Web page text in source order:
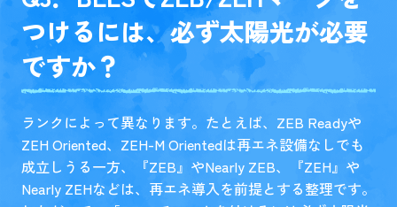
つけるには、必ず太陽光が必要
ですか？
ランクによって異なります。たとえば、ZEB Readyや
ZEH Oriented、ZEH-M Orientedは再エネ設備なしでも
成立しうる一方、『ZEB』やNearly ZEB、『ZEH』や
Nearly ZEHなどは、再エネ導入を前提とする整理です。